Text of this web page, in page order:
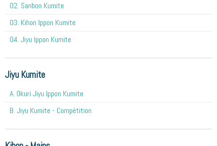
02. Sanbon Kumite
03. Kihon Ippon Kumite
04. Jiyu Ippon Kumite
Jiyu Kumite
A. Okuri Jiyu Ippon Kumite
B. Jiyu Kumite - Compétition